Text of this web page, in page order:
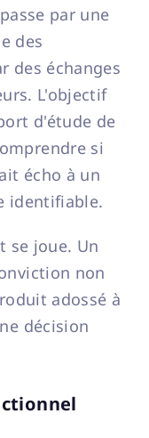
par une
des
des échanges
L'objectif
d'étude de
si
écho à un
identifiable.
se joue. Un
non
adossé à
décision